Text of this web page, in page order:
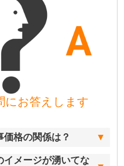
にお答えします
価格の関係は？
イメージが湧いてな